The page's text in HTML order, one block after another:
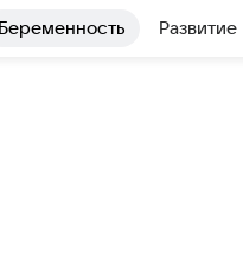
Беременность Развитие